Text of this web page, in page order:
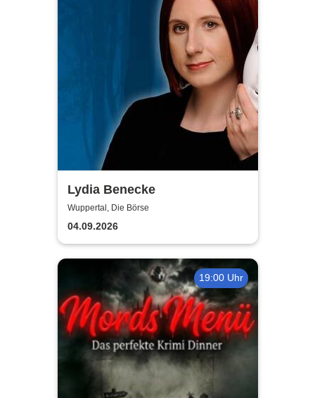
Lydia Benecke
Wuppertal, Die Börse
04.09.2026
19:00 Uhr